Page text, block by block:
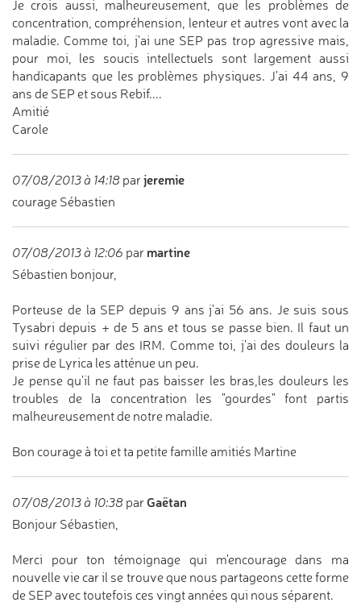
Je crois aussi, malheureusement, que les problèmes de
concentration, compréhension, lenteur et autres vont avec la
maladie. Comme toi, j'ai une SEP pas trop agressive mais,
pour moi, les soucis intellectuels sont largement aussi
handicapants que les problèmes physiques. J'ai 44 ans, 9
ans de SEP et sous Rebif....
Amitié
Carole
07/08/2013 à 14:18 par jeremie
courage Sébastien
07/08/2013 à 12:06 par martine
Sébastien bonjour,
Porteuse de la SEP depuis 9 ans j'ai 56 ans. Je suis sous
Tysabri depuis + de 5 ans et tous se passe bien. Il faut un
suivi régulier par des IRM. Comme toi, j'ai des douleurs la
prise de Lyrica les atténue un peu.
Je pense qu'il ne faut pas baisser les bras,les douleurs les
troubles de la concentration les "gourdes" font partis
malheureusement de notre maladie.
Bon courage à toi et ta petite famille amitiés Martine
07/08/2013 à 10:38 par Gaëtan
Bonjour Sébastien,
Merci pour ton témoignage qui m'encourage dans ma
nouvelle vie car il se trouve que nous partageons cette forme
de SEP avec toutefois ces vingt années qui nous séparent.